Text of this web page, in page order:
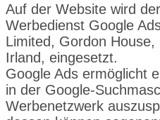
Auf der Website wird
Werbedienst Google
Limited, Gordon
Irland, eingesetzt.
Google Ads ermöglicht
in der Google-
Werbenetzwerk